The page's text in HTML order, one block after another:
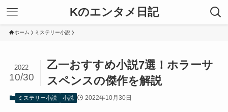
Kのエンタメ日記
ホーム ミステリー小説
乙一おすすめ小説7選！ホラーサ
スペンスの傑作を解説
2022
10/30
ミステリー小説 小説 2022年10月30日